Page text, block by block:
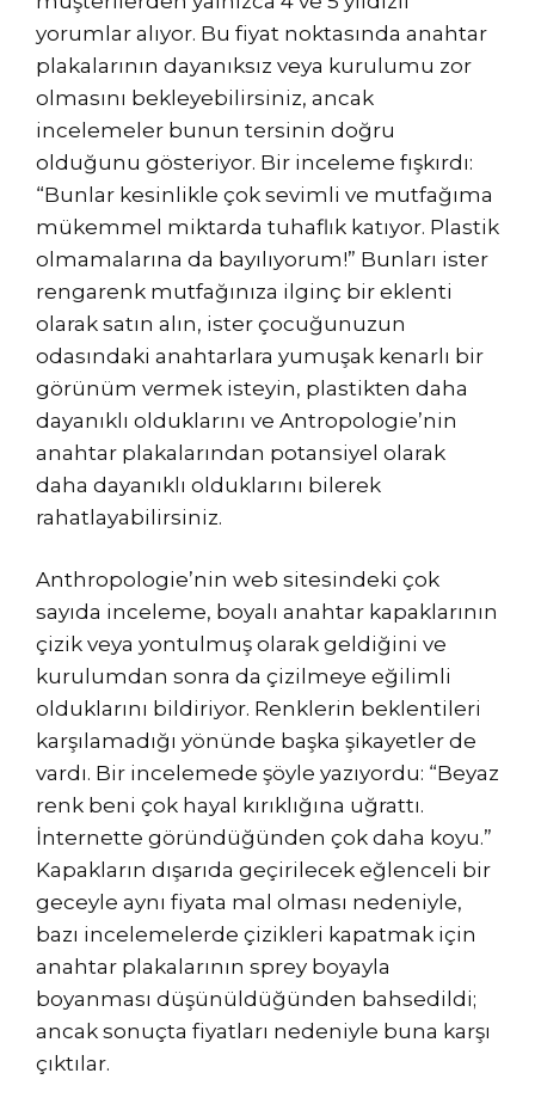
yorumlar alıyor. Bu fiyat noktasında anahtar
plakalarının dayanıksız veya kurulumu zor
olmasını bekleyebilirsiniz, ancak
incelemeler bunun tersinin doğru
olduğunu gösteriyor. Bir inceleme fışkırdı:
“Bunlar kesinlikle çok sevimli ve mutfağıma
mükemmel miktarda tuhaflık katıyor. Plastik
olmamalarına da bayılıyorum!” Bunları ister
rengarenk mutfağınıza ilginç bir eklenti
olarak satın alın, ister çocuğunuzun
odasındaki anahtarlara yumuşak kenarlı bir
görünüm vermek isteyin, plastikten daha
dayanıklı olduklarını ve Antropologie’nin
anahtar plakalarından potansiyel olarak
daha dayanıklı olduklarını bilerek
rahatlayabilirsiniz.
Anthropologie’nin web sitesindeki çok
sayıda inceleme, boyalı anahtar kapaklarının
çizik veya yontulmuş olarak geldiğini ve
kurulumdan sonra da çizilmeye eğilimli
olduklarını bildiriyor. Renklerin beklentileri
karşılamadığı yönünde başka şikayetler de
vardı. Bir incelemede şöyle yazıyordu: “Beyaz
renk beni çok hayal kırıklığına uğrattı.
İnternette göründüğünden çok daha koyu.”
Kapakların dışarıda geçirilecek eğlenceli bir
geceyle aynı fiyata mal olması nedeniyle,
bazı incelemelerde çizikleri kapatmak için
anahtar plakalarının sprey boyayla
boyanması düşünüldüğünden bahsedildi;
ancak sonuçta fiyatları nedeniyle buna karşı
çıktılar.